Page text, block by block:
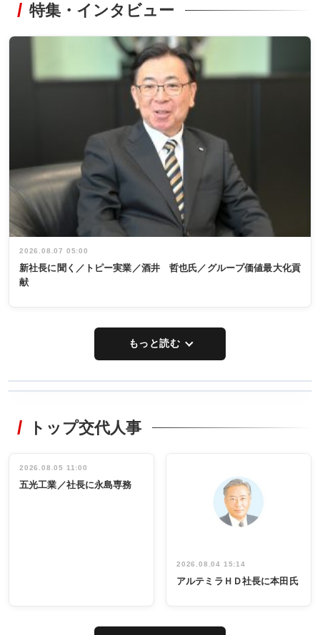
特集・インタビュー
2026.08.07 05:00
新社長に聞く／トピー実業／酒井 哲也氏／グループ価値最大化貢
献
もっと読む
非鉄業界で
インタビュ
ー／社内ア
タックトレー
祝う 業界関
係者ら220人
出席
トップ交代人事
2026.08.05 11:00
五光工業／社長に永島専務
2026.08.04 15:14
アルテミラＨＤ社長に本田氏